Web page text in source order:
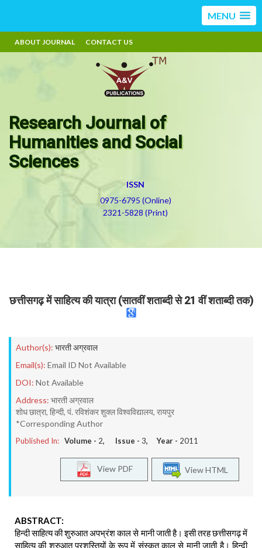
MENU
ABOUT JOURNAL CONTACT US
Research Journal of
Humanities and Social
Sciences
ISSN
0975-6795 (Online)
2321-5828 (Print)
छत्तीसगढ़ में साहित्य की यात्रा (सातवीं शताब्दी से 21 वीं शताब्दी तक)
Author(s): भारती अग्रवाल
Email(s): Email ID Not Available
DOI: Not Available
Address: भारती अग्रवाल
शोध छात्रा, हिन्दी, पं. रविशंकर शुक्ल विश्वविद्यालय, रायपुर
*Corresponding Author
Published In: Volume - 2, Issue - 3, Year - 2011
View HTML
View PDF
ABSTRACT:
हिन्दी साहित्य की शुरुआत अपभ्रंश काल से मानी जाती है। इसी तरह छत्तीसगढ़ में
साहित्य की शुरुआत प्रशस्तियों के रूप में संस्कृत काल से मानी जाती है। हिन्दी